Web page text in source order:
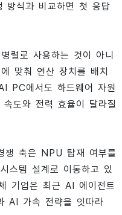
식과 비교하면 첫 응답
렬로 사용하는 것이 아니
맞춰 연산 장치를 배치
PC에서도 하드웨어 자원
도와 전력 효율이 달라질
쟁 축은 NPU 탑재 여부를
스템 설계로 이동하고 있
기업은 최근 AI 에이전트
AI 가속 전략을 잇따라